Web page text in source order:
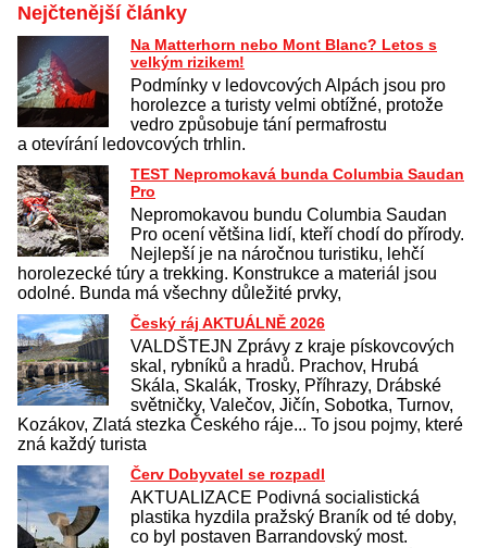
Nejčtenější články
Na Matterhorn nebo Mont Blanc? Letos s
velkým rizikem!
Podmínky v ledovcových Alpách jsou pro
horolezce a turisty velmi obtížné, protože
vedro způsobuje tání permafrostu
a otevírání ledovcových trhlin.
TEST Nepromokavá bunda Columbia Saudan
Pro
Nepromokavou bundu Columbia Saudan
Pro ocení většina lidí, kteří chodí do přírody.
Nejlepší je na náročnou turistiku, lehčí
horolezecké túry a trekking. Konstrukce a materiál jsou
odolné. Bunda má všechny důležité prvky,
Český ráj AKTUÁLNĚ 2026
VALDŠTEJN Zprávy z kraje pískovcových
skal, rybníků a hradů. Prachov, Hrubá
Skála, Skalák, Trosky, Příhrazy, Drábské
světničky, Valečov, Jičín, Sobotka, Turnov,
Kozákov, Zlatá stezka Českého ráje... To jsou pojmy, které
zná každý turista
Červ Dobyvatel se rozpadl
AKTUALIZACE Podivná socialistická
plastika hyzdila pražský Braník od té doby,
co byl postaven Barrandovský most.